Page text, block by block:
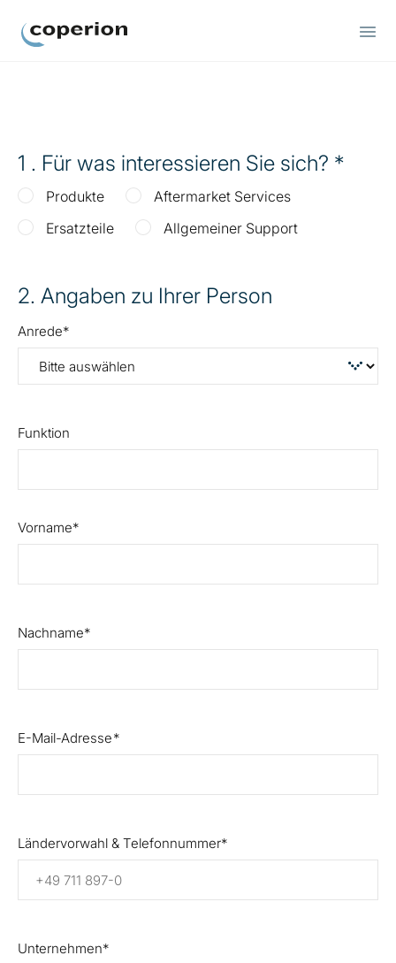
1 . Für was interessieren Sie sich?
Produkte
Aftermarket Services
Ersatzteile
Allgemeiner Support
2. Angaben zu Ihrer Person
Anrede
Funktion
Vorname
Nachname
E-Mail-Adresse
Ländervorwahl & Telefonnummer
Unternehmen